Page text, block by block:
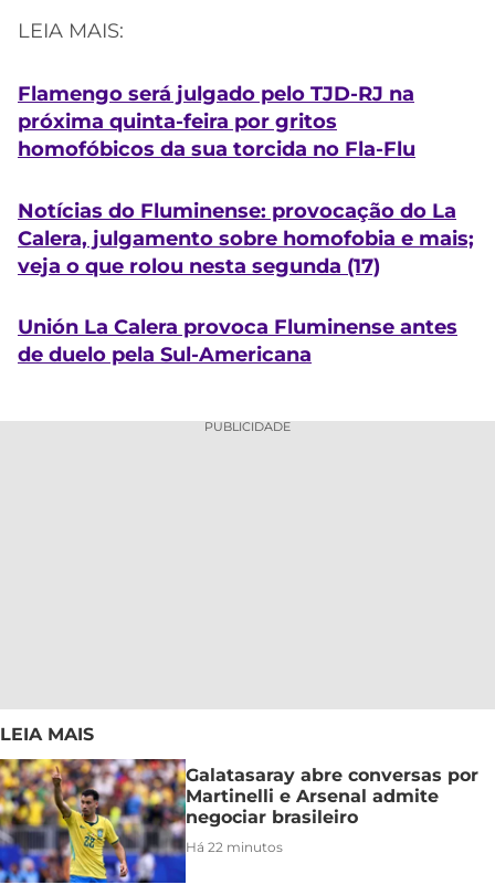
LEIA MAIS:
Flamengo será julgado pelo TJD-RJ na
próxima quinta-feira por gritos
homofóbicos da sua torcida no Fla-Flu
Notícias do Fluminense: provocação do La
Calera, julgamento sobre homofobia e mais;
veja o que rolou nesta segunda (17)
Unión La Calera provoca Fluminense antes
de duelo pela Sul-Americana
PUBLICIDADE
LEIA MAIS
Galatasaray abre conversas por
Martinelli e Arsenal admite
negociar brasileiro
Há 22 minutos